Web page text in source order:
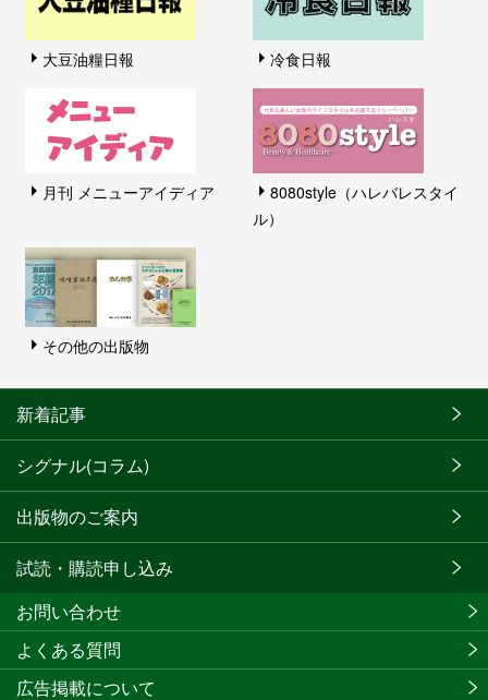
大豆油糧日報 冷食日報
月刊 メニューアイディア
8080style（ハレバレスタイ
ル）
その他の出版物
新着記事
シグナル(コラム)
出版物のご案内
試読・購読申し込み
お問い合わせ
よくある質問
広告掲載について